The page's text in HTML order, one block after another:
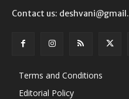
Contact us:
Terms and Conditions
Editorial Policy